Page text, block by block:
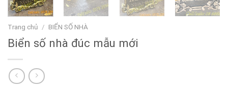
Trang chủ / BIỂN SỐ NHÀ
Biển số nhà đúc mẫu mới